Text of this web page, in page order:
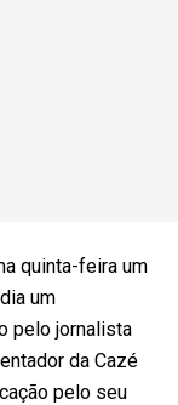
quinta-feira um
um
pelo jornalista
da Cazé
pelo seu